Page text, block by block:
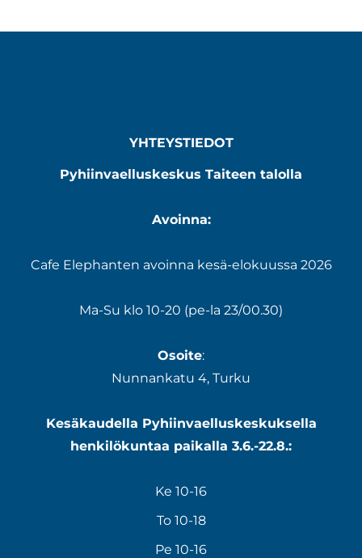
YHTEYSTIEDOT
Pyhiinvaelluskeskus Taiteen talolla
Avoinna:
Cafe Elephanten avoinna kesä-elokuussa 2026
Ma-Su klo 10-20 (pe-la 23/00.30)
Osoite:
Nunnankatu 4, Turku
Kesäkaudella Pyhiinvaelluskeskuksella
henkilökuntaa paikalla 3.6.-22.8.:
Ke 10-16
To 10-18
Pe 10-16